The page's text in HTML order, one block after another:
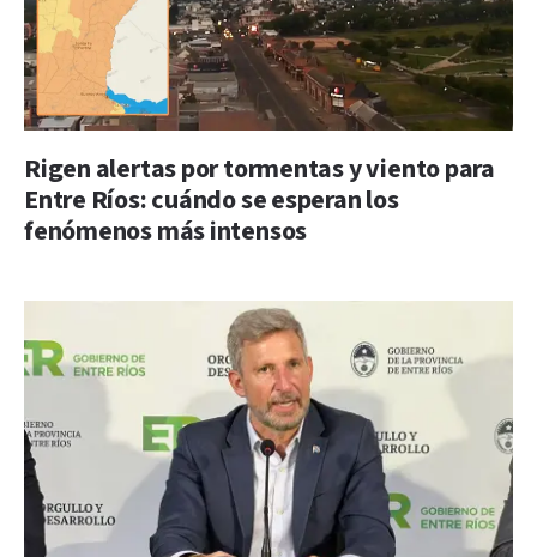
Rigen alertas por tormentas y viento para
Entre Ríos: cuándo se esperan los
fenómenos más intensos